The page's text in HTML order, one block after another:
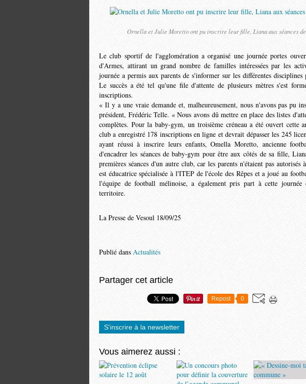
Ornella et Julie Moretto ont pu inscrire leur fille, Liana aux séances de
Le club sportif de l'agglomé­ration a organisé une journée portes
d'Armes, attirant un grand nombre de familles intéressées par les
journée a permis aux parents de s'informer sur les différentes disciplines
Le succès a été tel qu'une file d'attente de plu­sieurs mètres s'est
inscriptions.
« Il y a une vraie demande et, malheureusement, nous n'avons pas pu
président, Frédéric Telle. « Nous avons dû mettre en place des listes
complètes. Pour la baby-gym, un troisième créneau a été ou­vert cette
club a enregistré 178 inscriptions en ligne et devrait dépasser les 245
ayant réussi à inscrire leurs enfants, Omella Moretto, ancienne
d'encadrer les séances de baby-gym pour être aux côtés de sa fille,
premières séances d'un autre club, car les parents n'étaient pas
est éducatrice spécialisée à l'ITEP de l'école des Rêpes et a joué au
l'équipe de football mélinoise, a également pris part à cette
territoire.
La Presse de Vesoul 18/09/25
Publié dans Actualités
Partager cet article
Repost 0
S'inscrire à la newsletter
Vous aimerez aussi :